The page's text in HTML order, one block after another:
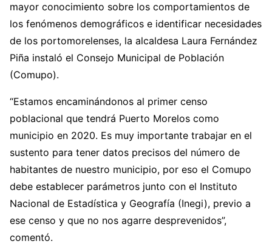
mayor conocimiento sobre los comportamientos de
los fenómenos demográficos e identificar necesidades
de los portomorelenses, la alcaldesa Laura Fernández
Piña instaló el Consejo Municipal de Población
(Comupo).
“Estamos encaminándonos al primer censo
poblacional que tendrá Puerto Morelos como
municipio en 2020. Es muy importante trabajar en el
sustento para tener datos precisos del número de
habitantes de nuestro municipio, por eso el Comupo
debe establecer parámetros junto con el Instituto
Nacional de Estadística y Geografía (Inegi), previo a
ese censo y que no nos agarre desprevenidos”,
comentó.